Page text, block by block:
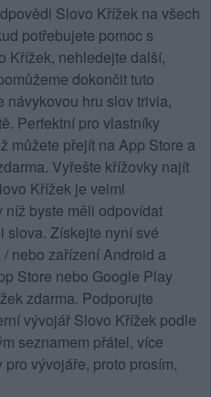
Slovo Křížek na všech
potřebujete pomoc s
Křížek, nehledejte další,
dokončit tuto
návykovou hru slov trivia,
Perfektní pro vlastníky
můžete přejít na App Store a
Vyřešte křížovky najít
Křížek je velmi
byste měli odpovídat
slova. Získejte nyní své
nebo zařízení Android a
Store nebo Google Play
zdarma. Podporujte
vývojář Slovo Křížek podle
seznamem přátel, více
vývojáře, proto prosím,